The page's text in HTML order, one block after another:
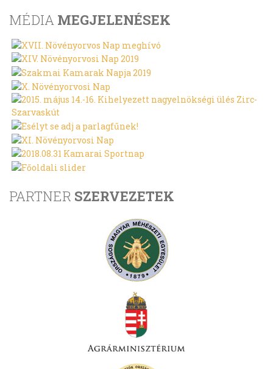
MÉDIA MEGJELENÉSEK
PARTNER SZERVEZETEK